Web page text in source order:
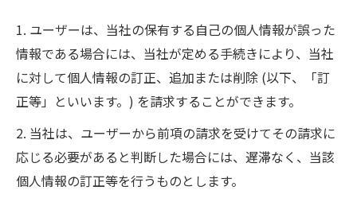
1. ユーザーは、当社の保有する自己の個人情報が誤った
情報である場合には、当社が定める手続きにより、当社
に対して個人情報の訂正、追加または削除 (以下、「訂
正等」といいます。) を請求することができます。
2. 当社は、ユーザーから前項の請求を受けてその請求に
応じる必要があると判断した場合には、遅滞なく、当該
個人情報の訂正等を行うものとします。